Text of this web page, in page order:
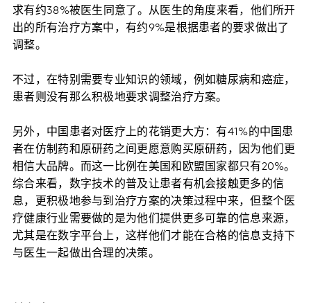
求有约38%被医生同意了。从医生的角度来看，他们所开
出的所有治疗方案中，有约9%是根据患者的要求做出了
调整。
不过，在特别需要专业知识的领域，例如糖尿病和癌症，
患者则没有那么积极地要求调整治疗方案。
另外，中国患者对医疗上的花销更大方：有41%的中国患
者在仿制药和原研药之间更愿意购买原研药，因为他们更
相信大品牌。而这一比例在美国和欧盟国家都只有20%。
综合来看，数字技术的普及让患者有机会接触更多的信
息，更积极地参与到治疗方案的决策过程中来，但整个医
疗健康行业需要做的是为他们提供更多可靠的信息来源，
尤其是在数字平台上，这样他们才能在合格的信息支持下
与医生一起做出合理的决策。